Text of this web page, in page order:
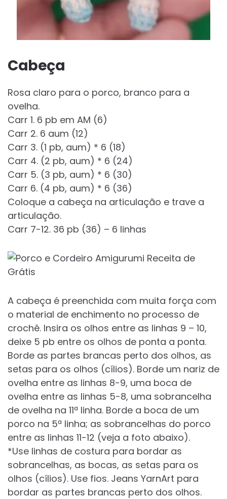
Cabeça
Rosa claro para o porco, branco para a
ovelha.
Carr 1. 6 pb em AM (6)
Carr 2. 6 aum (12)
Carr 3. (1 pb, aum) * 6 (18)
Carr 4. (2 pb, aum) * 6 (24)
Carr 5. (3 pb, aum) * 6 (30)
Carr 6. (4 pb, aum) * 6 (36)
Coloque a cabeça na articulação e trave a
articulação.
Carr 7-12. 36 pb (36) – 6 linhas
A cabeça é preenchida com muita força com
o material de enchimento no processo de
crochê. Insira os olhos entre as linhas 9 – 10,
deixe 5 pb entre os olhos de ponta a ponta.
Borde as partes brancas perto dos olhos, as
setas para os olhos (cílios). Borde um nariz de
ovelha entre as linhas 8-9, uma boca de
ovelha entre as linhas 5-8, uma sobrancelha
de ovelha na 11ª linha. Borde a boca de um
porco na 5ª linha; as sobrancelhas do porco
entre as linhas 11-12 (veja a foto abaixo).
*Use linhas de costura para bordar as
sobrancelhas, as bocas, as setas para os
olhos (cílios). Use fios. Jeans YarnArt para
bordar as partes brancas perto dos olhos.